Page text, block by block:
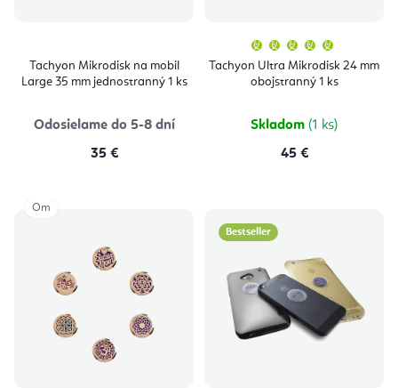
Tachyon Mikrodisk na mobil
Large 35 mm jednostranný 1 ks
Odosielame do 5-8 dní
35 €
Tachyon Ultra Mikrodisk 24 mm
obojstranný 1 ks
produktu
je
5,0
Skladom (1 ks)
45 €
Om
Bestseller